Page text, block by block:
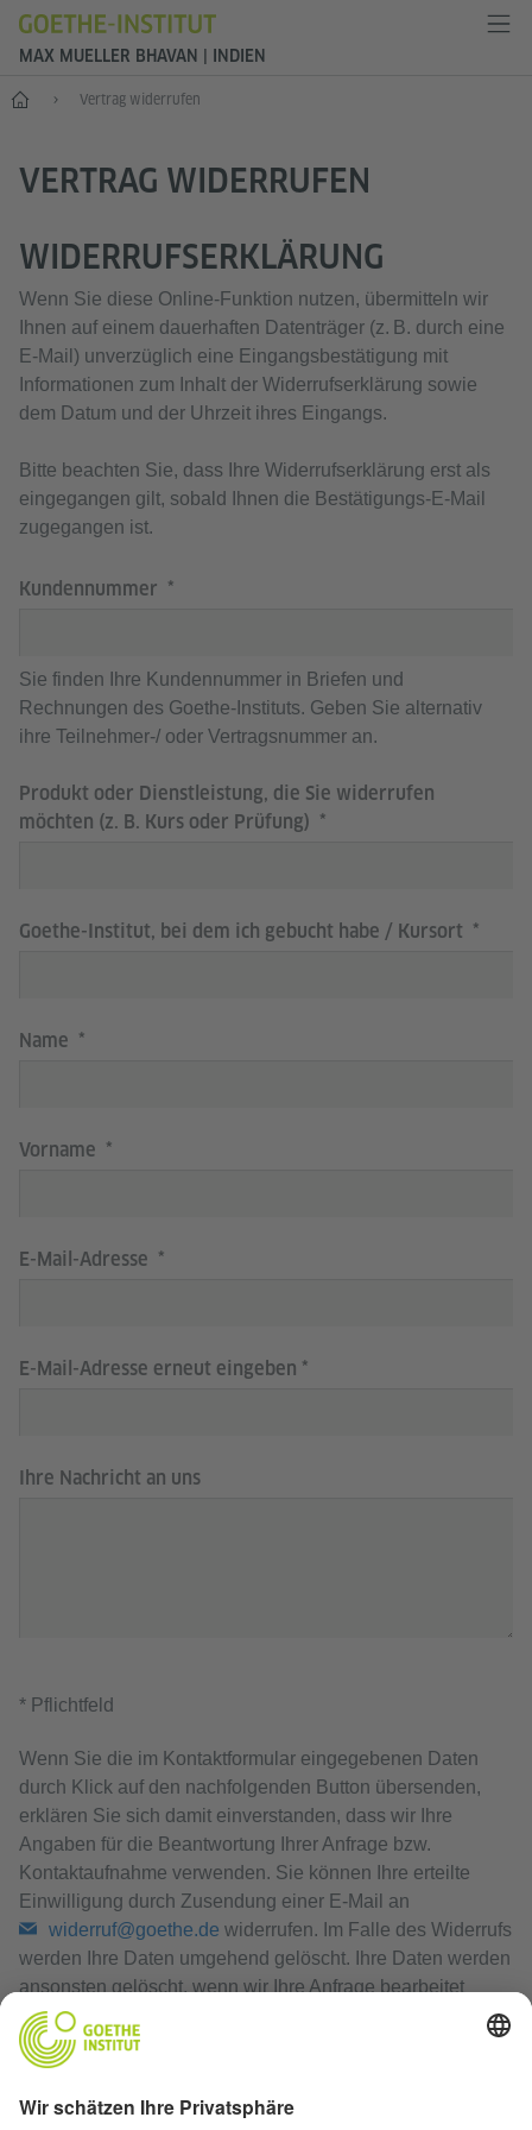
MAX MUELLER BHAVAN | INDIEN
Start Vertrag widerrufen
VERTRAG WIDERRUFEN
WIDERRUFSERKLÄRUNG
Wenn Sie diese Online‑Funktion nutzen, übermitteln wir
Ihnen auf einem dauerhaften Datenträger (z. B. durch eine
E‑Mail) unverzüglich eine Eingangsbestätigung mit
Informationen zum Inhalt der Widerrufserklärung sowie
dem Datum und der Uhrzeit ihres Eingangs.
Bitte beachten Sie, dass Ihre Widerrufserklärung erst als
eingegangen gilt, sobald Ihnen die Bestätigungs‑E‑Mail
zugegangen ist.
Kundennummer
Sie finden Ihre Kundennummer in Briefen und
Rechnungen des Goethe-Instituts. Geben Sie alternativ
ihre Teilnehmer-/ oder Vertragsnummer an.
Produkt oder Dienstleistung, die Sie widerrufen
möchten (z. B. Kurs oder Prüfung)
Goethe-Institut, bei dem ich gebucht habe / Kursort
Name
Vorname
E-Mail-Adresse
E-Mail-Adresse erneut eingeben
Ihre Nachricht an uns
* Pflichtfeld
Wenn Sie die im Kontaktformular eingegebenen Daten
durch Klick auf den nachfolgenden Button übersenden,
erklären Sie sich damit einverstanden, dass wir Ihre
Angaben für die Beantwortung Ihrer Anfrage bzw.
Kontaktaufnahme verwenden. Sie können Ihre erteilte
Einwilligung durch Zusendung einer E-Mail an
widerruf@goethe.de widerrufen. Im Falle des Widerrufs
werden Ihre Daten umgehend gelöscht. Ihre Daten werden
ansonsten gelöscht, wenn wir Ihre Anfrage bearbeitet
haben oder der Zweck der Speicherung entfallen ist.
Datenschutzerklärung